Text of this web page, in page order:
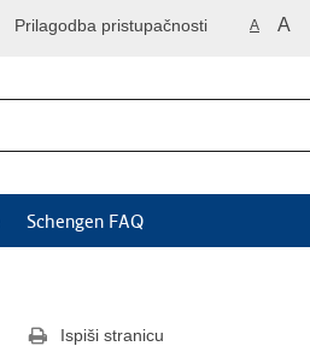
A A
Prilagodba pristupačnosti
Schengen FAQ
Ispiši stranicu